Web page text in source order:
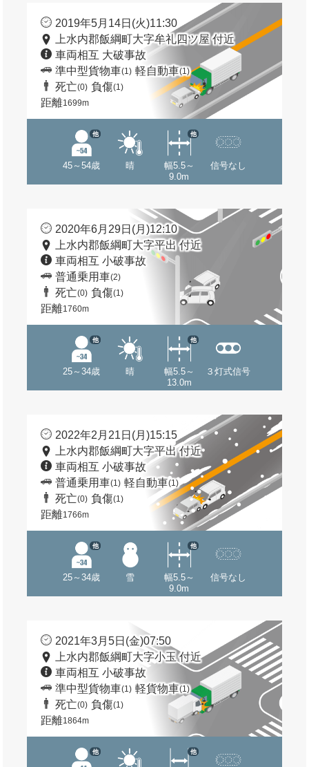
2019年5月14日(火)11:30
上水内郡飯綱町大字牟礼四ツ屋 付近
車両相互 大破事故
準中型貨物車(1) 軽自動車(1)
死亡(0) 負傷(1)
距離1699m
45～54歳
他
晴
幅5.5～
9.0m
他
信号なし
2020年6月29日(月)12:10
上水内郡飯綱町大字平出 付近
車両相互 小破事故
普通乗用車(2)
死亡(0) 負傷(1)
距離1760m
25～34歳
他
晴
幅5.5～
13.0m
他
３灯式信号
2022年2月21日(月)15:15
上水内郡飯綱町大字平出 付近
車両相互 小破事故
普通乗用車(1) 軽自動車(1)
死亡(0) 負傷(1)
距離1766m
25～34歳
他
雪
幅5.5～
9.0m
他
信号なし
2021年3月5日(金)07:50
上水内郡飯綱町大字小玉 付近
車両相互 小破事故
準中型貨物車(1) 軽貨物車(1)
死亡(0) 負傷(1)
距離1864m
他 他